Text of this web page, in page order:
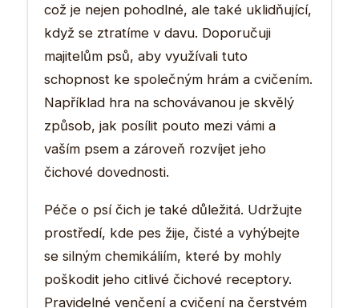
což je nejen pohodlné, ale také uklidňující,
když se ztratíme v davu. Doporučuji
majitelům psů, aby využívali tuto
schopnost ke společným hrám a cvičením.
Například hra na schovávanou je skvělý
způsob, jak posílit pouto mezi vámi a
vaším psem a zároveň rozvíjet jeho
čichové dovednosti.
Péče o psí čich je také důležitá. Udržujte
prostředí, kde pes žije, čisté a vyhýbejte
se silným chemikáliím, které by mohly
poškodit jeho citlivé čichové receptory.
Pravidelné venčení a cvičení na čerstvém